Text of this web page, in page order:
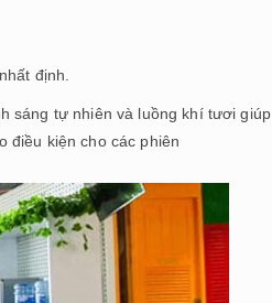
định.
sáng tự nhiên và luồng khí tươi giúp
điều kiện cho các phiên